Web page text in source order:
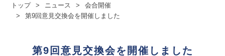
トップ > ニュース >
会合開催
>
第9回意見交換会を開催しました
第9回意見交換会を開催しました